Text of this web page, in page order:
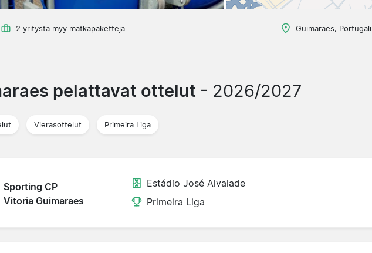
2 yritystä myy matkapaketteja Guimaraes, Portugali
pelattavat ottelut - 2026/2027
Vierasottelut Primeira Liga
Sporting CP
Vitoria Guimaraes
Estádio José Alvalade
Primeira Liga